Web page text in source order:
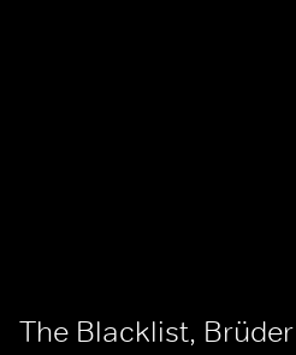
The Blacklist, Brüder